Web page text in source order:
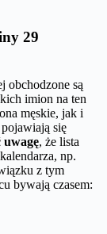
29
obchodzone są
imion na ten
męskie, jak i
pojawiają się
, że lista
np.
z tym
bywają czasem: